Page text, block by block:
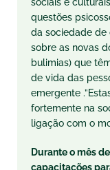
questões
da sociedade de
sobre as novas
bulimias) que
de vida das
emergente
fortemente na
ligação com o
Durante o mês
capacitações